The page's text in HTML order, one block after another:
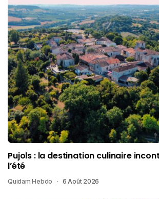
Pujols : la destination culinaire
l’été
Quidam Hebdo 6 Août 2026